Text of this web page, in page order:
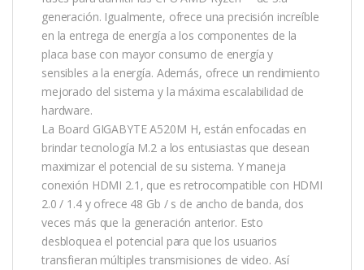
generación. Igualmente, ofrece una precisión increíble
en la entrega de energía a los componentes de la
placa base con mayor consumo de energía y
sensibles a la energía. Además, ofrece un rendimiento
mejorado del sistema y la máxima escalabilidad de
hardware.
La Board GIGABYTE A520M H, están enfocadas en
brindar tecnología M.2 a los entusiastas que desean
maximizar el potencial de su sistema. Y maneja
conexión HDMI 2.1, que es retrocompatible con HDMI
2.0 / 1.4 y ofrece 48 Gb / s de ancho de banda, dos
veces más que la generación anterior. Esto
desbloquea el potencial para que los usuarios
transfieran múltiples transmisiones de video. Así